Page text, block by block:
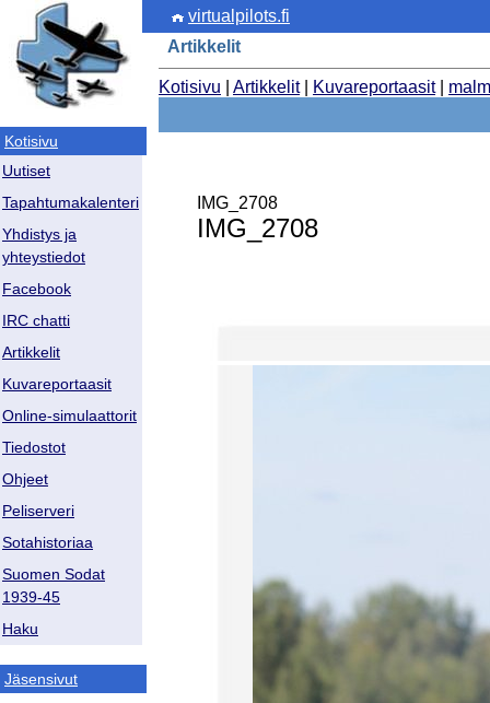
Kotisivu
Uutiset
Tapahtumakalenteri
Yhdistys ja
yhteystiedot
Facebook
IRC chatti
Artikkelit
Kuvareportaasit
Online-simulaattorit
Tiedostot
Ohjeet
Peliserveri
Sotahistoriaa
Suomen Sodat
1939-45
Haku
Jäsensivut
virtualpilots.fi
Artikkelit
Kotisivu Artikkelit| Kuvareportaasit|
IMG_2708
IMG_2708